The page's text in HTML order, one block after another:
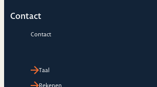
Contact
Contact
Taal